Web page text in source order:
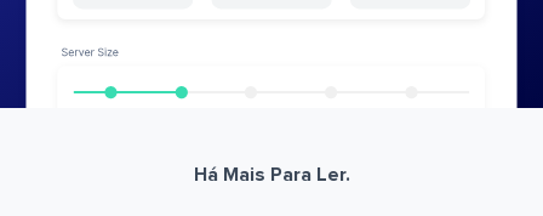
Há Mais Para Ler.